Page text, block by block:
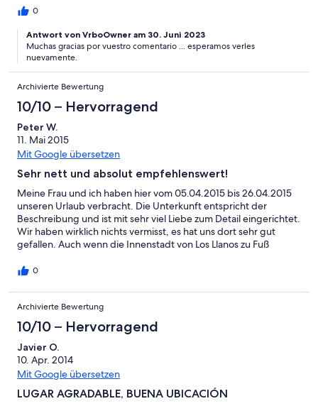
prévoir un plan pour arriver.
0
Antwort von VrboOwner am 30. Juni 2023
Muchas gracias por vuestro comentario ... esperamos verles
nuevamente.
Archivierte Bewertung
10/10 – Hervorragend
Peter W.
11. Mai 2015
Mit Google übersetzen
Sehr nett und absolut empfehlenswert!
Meine Frau und ich haben hier vom 05.04.2015 bis 26.04.2015
unseren Urlaub verbracht. Die Unterkunft entspricht der
Beschreibung und ist mit sehr viel Liebe zum Detail eingerichtet.
Wir haben wirklich nichts vermisst, es hat uns dort sehr gut
gefallen. Auch wenn die Innenstadt von Los Llanos zu Fuß
Absolut super wird das Ganze jedoch durch die sympathische
ihrer Gäste bemüht. Neben dem perfekten und trotzdem nie
aufdringlichen Service ist es einfach schön nach einer
anstrengenden Wanderung frische Blümchen und ein paar
Früchte in der Wohnung vorzufinden. Auf diesem Wege daher
nochmals Vielen Dank an Marianela und ihre Familie für Alles,
auch für die netten Willkommens- und Abschiedsgeschenke.
Sollten wir wieder nach La Palma reisen so kommen wir gerne
0
Archivierte Bewertung
10/10 – Hervorragend
Javier O.
10. Apr. 2014
Mit Google übersetzen
LUGAR AGRADABLE, BUENA UBICACIÓN